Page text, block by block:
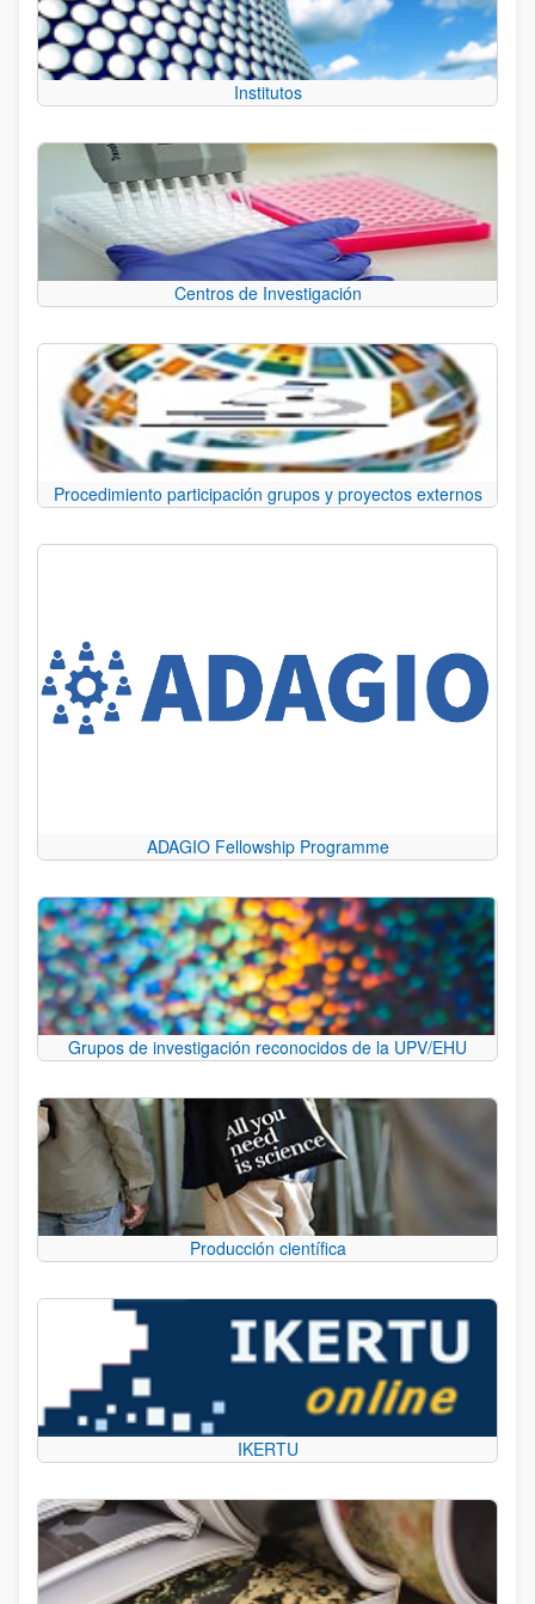
Institutos
Centros de Investigación
Procedimiento participación grupos y proyectos externos
ADAGIO Fellowship Programme
Grupos de investigación reconocidos de la UPV/EHU
Producción científica
IKERTU